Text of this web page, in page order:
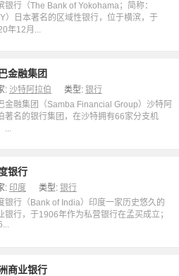
银行（The Bank of Yokohama；简称：
）日本著名的区域性银行，位于横滨，于
年12月...
金融集团
: 沙特阿拉伯 类型: 银行
金融集团（Samba Financial Group）沙特阿
著名的银行集团，在沙特拥有66家分支机
银行
: 印度 类型: 银行
银行（Bank of India）印度一家历史悠久的
银行，于1906年作为私营银行在孟买成立；
商业银行